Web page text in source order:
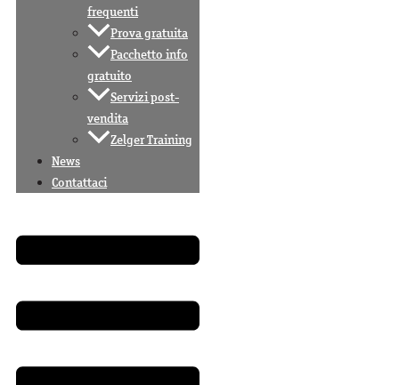
frequenti
Prova gratuita
Pacchetto info
gratuito
Servizi post-
vendita
Zelger Training
News
Contattaci